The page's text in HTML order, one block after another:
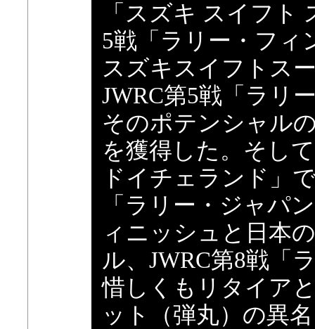
「スズキ スイフト
5戦「ラリー・フィ
スズキスイフトス
JWRC第5戦「ラリ
そのポテンシャル
を獲得した。そし
ドイチェランド」
「ラリー・ジャパ
ィニッシュと日本
ル、JWRC第8戦「
惜しくもリタイア
ット（弾丸）の異